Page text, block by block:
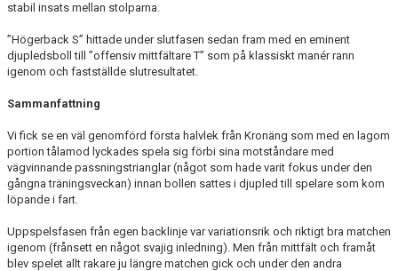
stabil insats mellan stolparna.
”Högerback S” hittade under slutfasen sedan fram med en eminent
djupledsboll till ”offensiv mittfältare T” som på klassiskt manér rann
igenom och fastställde slutresultatet.
Sammanfattning
Vi fick se en väl genomförd första halvlek från Kronäng som med en lagom
portion tålamod lyckades spela sig förbi sina motståndare med
vägvinnande passningstrianglar (något som hade varit fokus under den
gångna träningsveckan) innan bollen sattes i djupled till spelare som kom
löpande i fart.
Uppspelsfasen från egen backlinje var variationsrik och riktigt bra matchen
igenom (frånsett en något svajig inledning). Men från mittfält och framåt
blev spelet allt rakare ju längre matchen gick och under den andra